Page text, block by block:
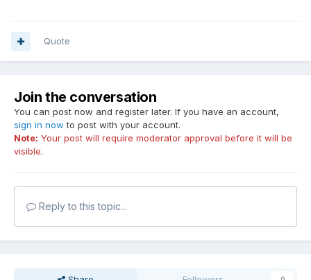
Quote
Join the conversation
You can post now and register later. If you have an account,
sign in now to post with your account.
Note: Your post will require moderator approval before it will be
visible.
Reply to this topic...